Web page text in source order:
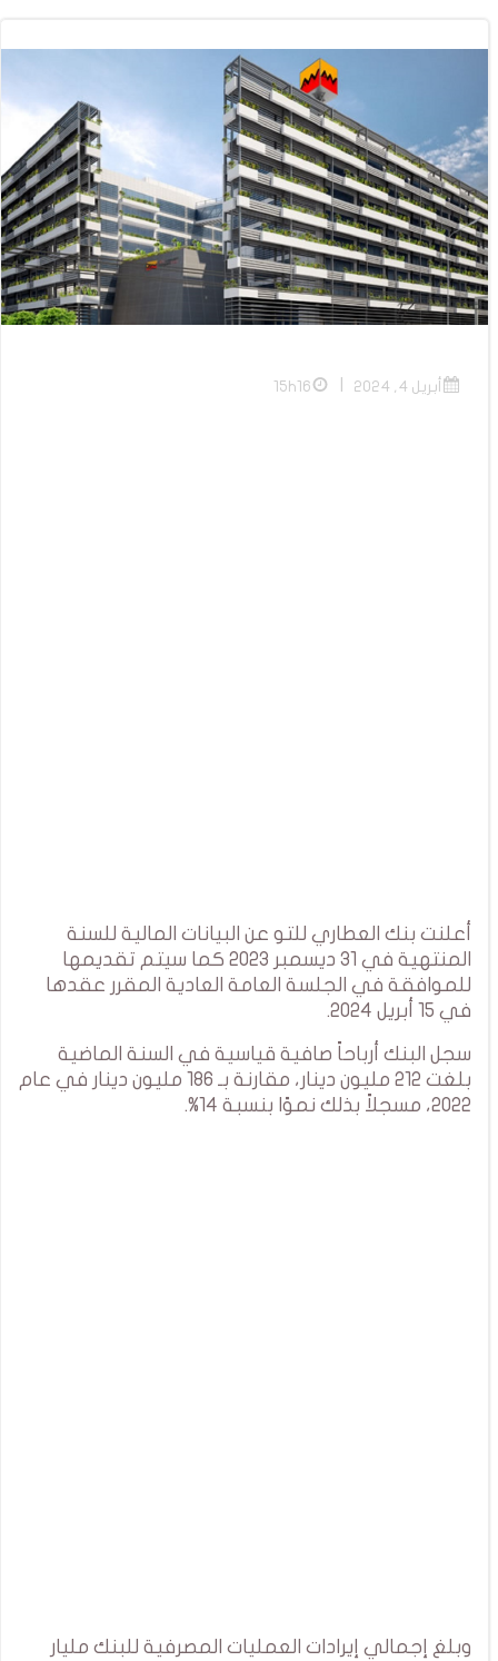
أبريل 4, 2024 15h16
أعلنت بنك العطاري للتو عن البيانات المالية للسنة
المنتهية في 31 ديسمبر 2023 كما سيتم تقديمها
للموافقة في الجلسة العامة العادية المقرر عقدها
في 15 أبريل 2024.
سجل البنك أرباحاً صافية قياسية في السنة الماضية
بلغت 212 مليون دينار، مقارنة بـ 186 مليون دينار في عام
2022، مسجلاً بذلك نموًا بنسبة 14%.
وبلغ إجمالي إيرادات العمليات المصرفية للبنك مليار